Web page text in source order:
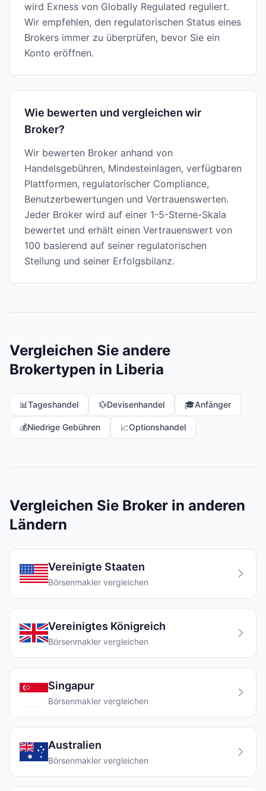
wird Exness von Globally Regulated reguliert.
Wir empfehlen, den regulatorischen Status eines
Brokers immer zu überprüfen, bevor Sie ein
Konto eröffnen.
Wie bewerten und vergleichen wir
Broker?
Wir bewerten Broker anhand von
Handelsgebühren, Mindesteinlagen, verfügbaren
Plattformen, regulatorischer Compliance,
Benutzerbewertungen und Vertrauenswerten.
Jeder Broker wird auf einer 1-5-Sterne-Skala
bewertet und erhält einen Vertrauenswert von
100 basierend auf seiner regulatorischen
Stellung und seiner Erfolgsbilanz.
Vergleichen Sie andere
Brokertypen in Liberia
📊Tageshandel 💱Devisenhandel 🎓Anfänger
💰Niedrige Gebühren 📈Optionshandel
Vergleichen Sie Broker in anderen
Ländern
Vereinigte Staaten
Börsenmakler vergleichen
Vereinigtes Königreich
Börsenmakler vergleichen
Singapur
Börsenmakler vergleichen
Australien
Börsenmakler vergleichen